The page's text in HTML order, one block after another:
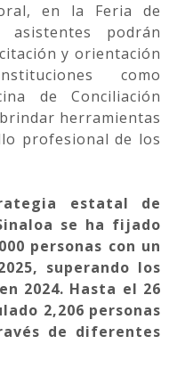
en la Feria de
podrán
y orientación
como
de Conciliación
herramientas
profesional de los
estatal de
se ha fijado
personas con un
superando los
2024. Hasta el 26
2,206 personas
de diferentes